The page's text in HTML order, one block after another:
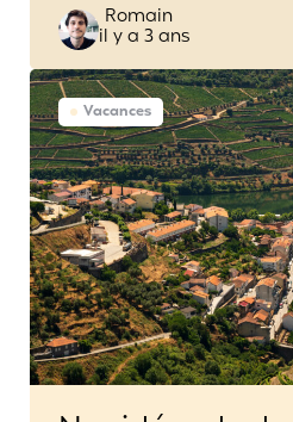
Posted
by
Romain
il y a 3 ans
Vacances